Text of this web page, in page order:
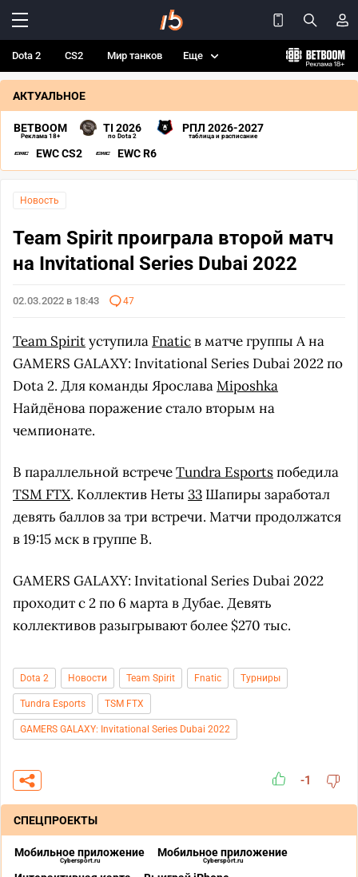
Dota 2 CS2 Мир танков Еще
АКТУАЛЬНОЕ
BETBOOM
Реклама 18+
TI 2026
по Dota 2
РПЛ 2026-2027
таблица и расписание
EWC CS2 EWC R6
Новость
Team Spirit проиграла второй матч
на Invitational Series Dubai 2022
02.03.2022 в 18:43 47
Team Spiritуступила Fnaticв матче группы A на
GAMERS GALAXY: Invitational Series Dubai 2022 по
Dota 2. Для команды ЯрославаMiposhka
Найдёнова поражение стало вторым на
чемпионате.
В параллельной встречеTundra Esportsпобедила
TSM FTX. Коллектив Неты 33 Шапиры заработал
девять баллов за три встречи. Матчи продолжатся
в 19:15 мск в группе B.
GAMERS GALAXY: Invitational Series Dubai 2022
проходит с 2 по 6 марта в Дубае. Девять
коллективов разыгрывают более $270 тыс.
Dota 2 Новости Team Spirit Fnatic Турниры
Tundra Esports TSM FTX
GAMERS GALAXY: Invitational Series Dubai 2022
-1
СПЕЦПРОЕКТЫ
Мобильное приложение
Cybersport.ru
Мобильное приложение
Cybersport.ru